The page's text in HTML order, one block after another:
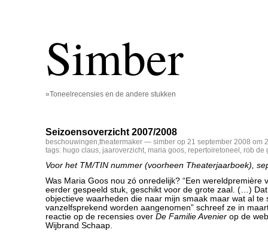
Simber
»Toneelrecensies en de andere stukken
Seizoensoverzicht 2007/2008
beschouwingen,theatermaker — simber op 21 september 2008 om
tags: hugo claus, jaaroverzicht, maria goos, repertoiretoneel , rob de
Voor het TM/TIN nummer (voorheen Theaterjaarboek),
Was Maria Goos nou zó onredelijk? “Een wereldpremière
eerder gespeeld stuk, geschikt voor de grote zaal. (…)
objectieve waarheden die naar mijn smaak maar wat al te
vanzelfsprekend worden aangenomen” schreef ze in
reactie op de recensies over De Familie Avenier op de
Wijbrand Schaap.